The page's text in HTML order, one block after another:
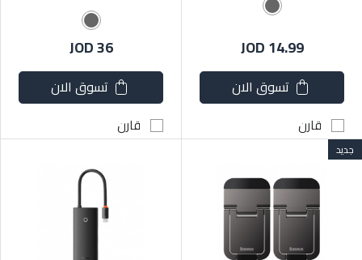
JOD 14.99
تسوق الان
قارن
JOD 36
تسوق الان
قارن
جديد